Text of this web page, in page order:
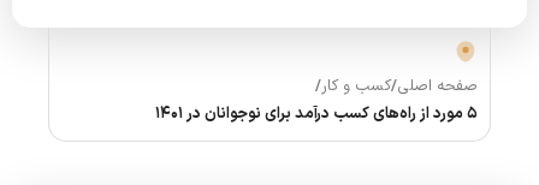
صفحه اصلی/کسب و کار/
5 مورد از راه‌های کسب درآمد برای نوجوانان در 1401